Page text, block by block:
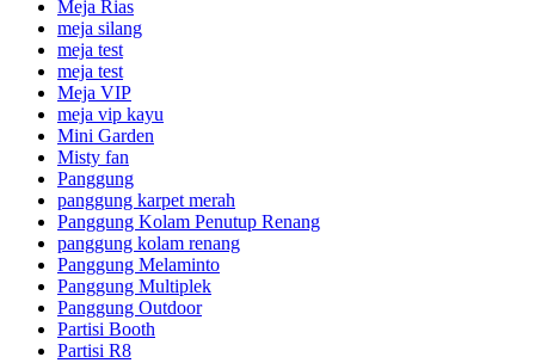
Meja Rias
meja silang
meja test
meja test
Meja VIP
meja vip kayu
Mini Garden
Misty fan
Panggung
panggung karpet merah
Panggung Kolam Penutup Renang
panggung kolam renang
Panggung Melaminto
Panggung Multiplek
Panggung Outdoor
Partisi Booth
Partisi R8